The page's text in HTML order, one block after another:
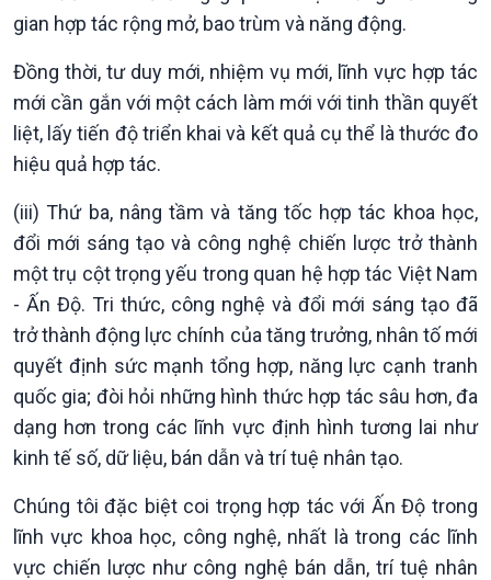
Bình luận
Câu chuyện thời sự
Dòng chảy sự kiện
Đối thoại
gian hợp tác rộng mở, bao trùm và năng động.
Đồng thời, tư duy mới, nhiệm vụ mới, lĩnh vực hợp tác
mới cần gắn với một cách làm mới với tinh thần quyết
liệt, lấy tiến độ triển khai và kết quả cụ thể là thước đo
hiệu quả hợp tác.
(iii) Thứ ba, nâng tầm và tăng tốc hợp tác khoa học,
đổi mới sáng tạo và công nghệ chiến lược trở thành
một trụ cột trọng yếu trong quan hệ hợp tác Việt Nam
- Ấn Độ. Tri thức, công nghệ và đổi mới sáng tạo đã
trở thành động lực chính của tăng trưởng, nhân tố mới
quyết định sức mạnh tổng hợp, năng lực cạnh tranh
quốc gia; đòi hỏi những hình thức hợp tác sâu hơn, đa
dạng hơn trong các lĩnh vực định hình tương lai như
kinh tế số, dữ liệu, bán dẫn và trí tuệ nhân tạo.
Chúng tôi đặc biệt coi trọng hợp tác với Ấn Độ trong
lĩnh vực khoa học, công nghệ, nhất là trong các lĩnh
vực chiến lược như công nghệ bán dẫn, trí tuệ nhân